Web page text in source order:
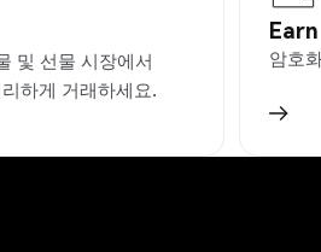
및 선물 시장에서
하게 거래하세요.
Earn
암호